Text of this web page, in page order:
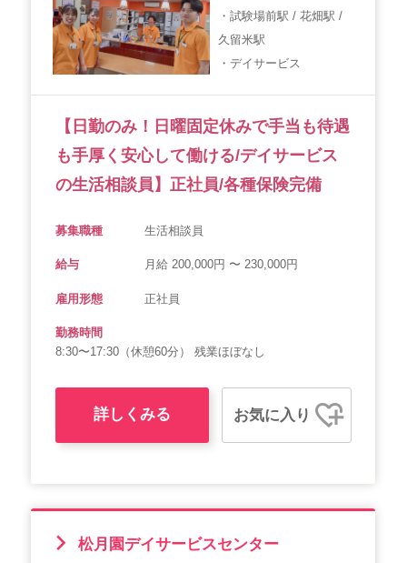
・試験場前駅 / 花畑駅 /
久留米駅
・デイサービス
【日勤のみ！日曜固定休みで手当も待遇
も手厚く安心して働ける/デイサービス
の生活相談員】正社員/各種保険完備
募集職種 生活相談員
給与 月給 200,000円 〜 230,000円
雇用形態 正社員
勤務時間
8:30〜17:30（休憩60分） 残業ほぼなし
詳しくみる お気に入り
松月園デイサービスセンター